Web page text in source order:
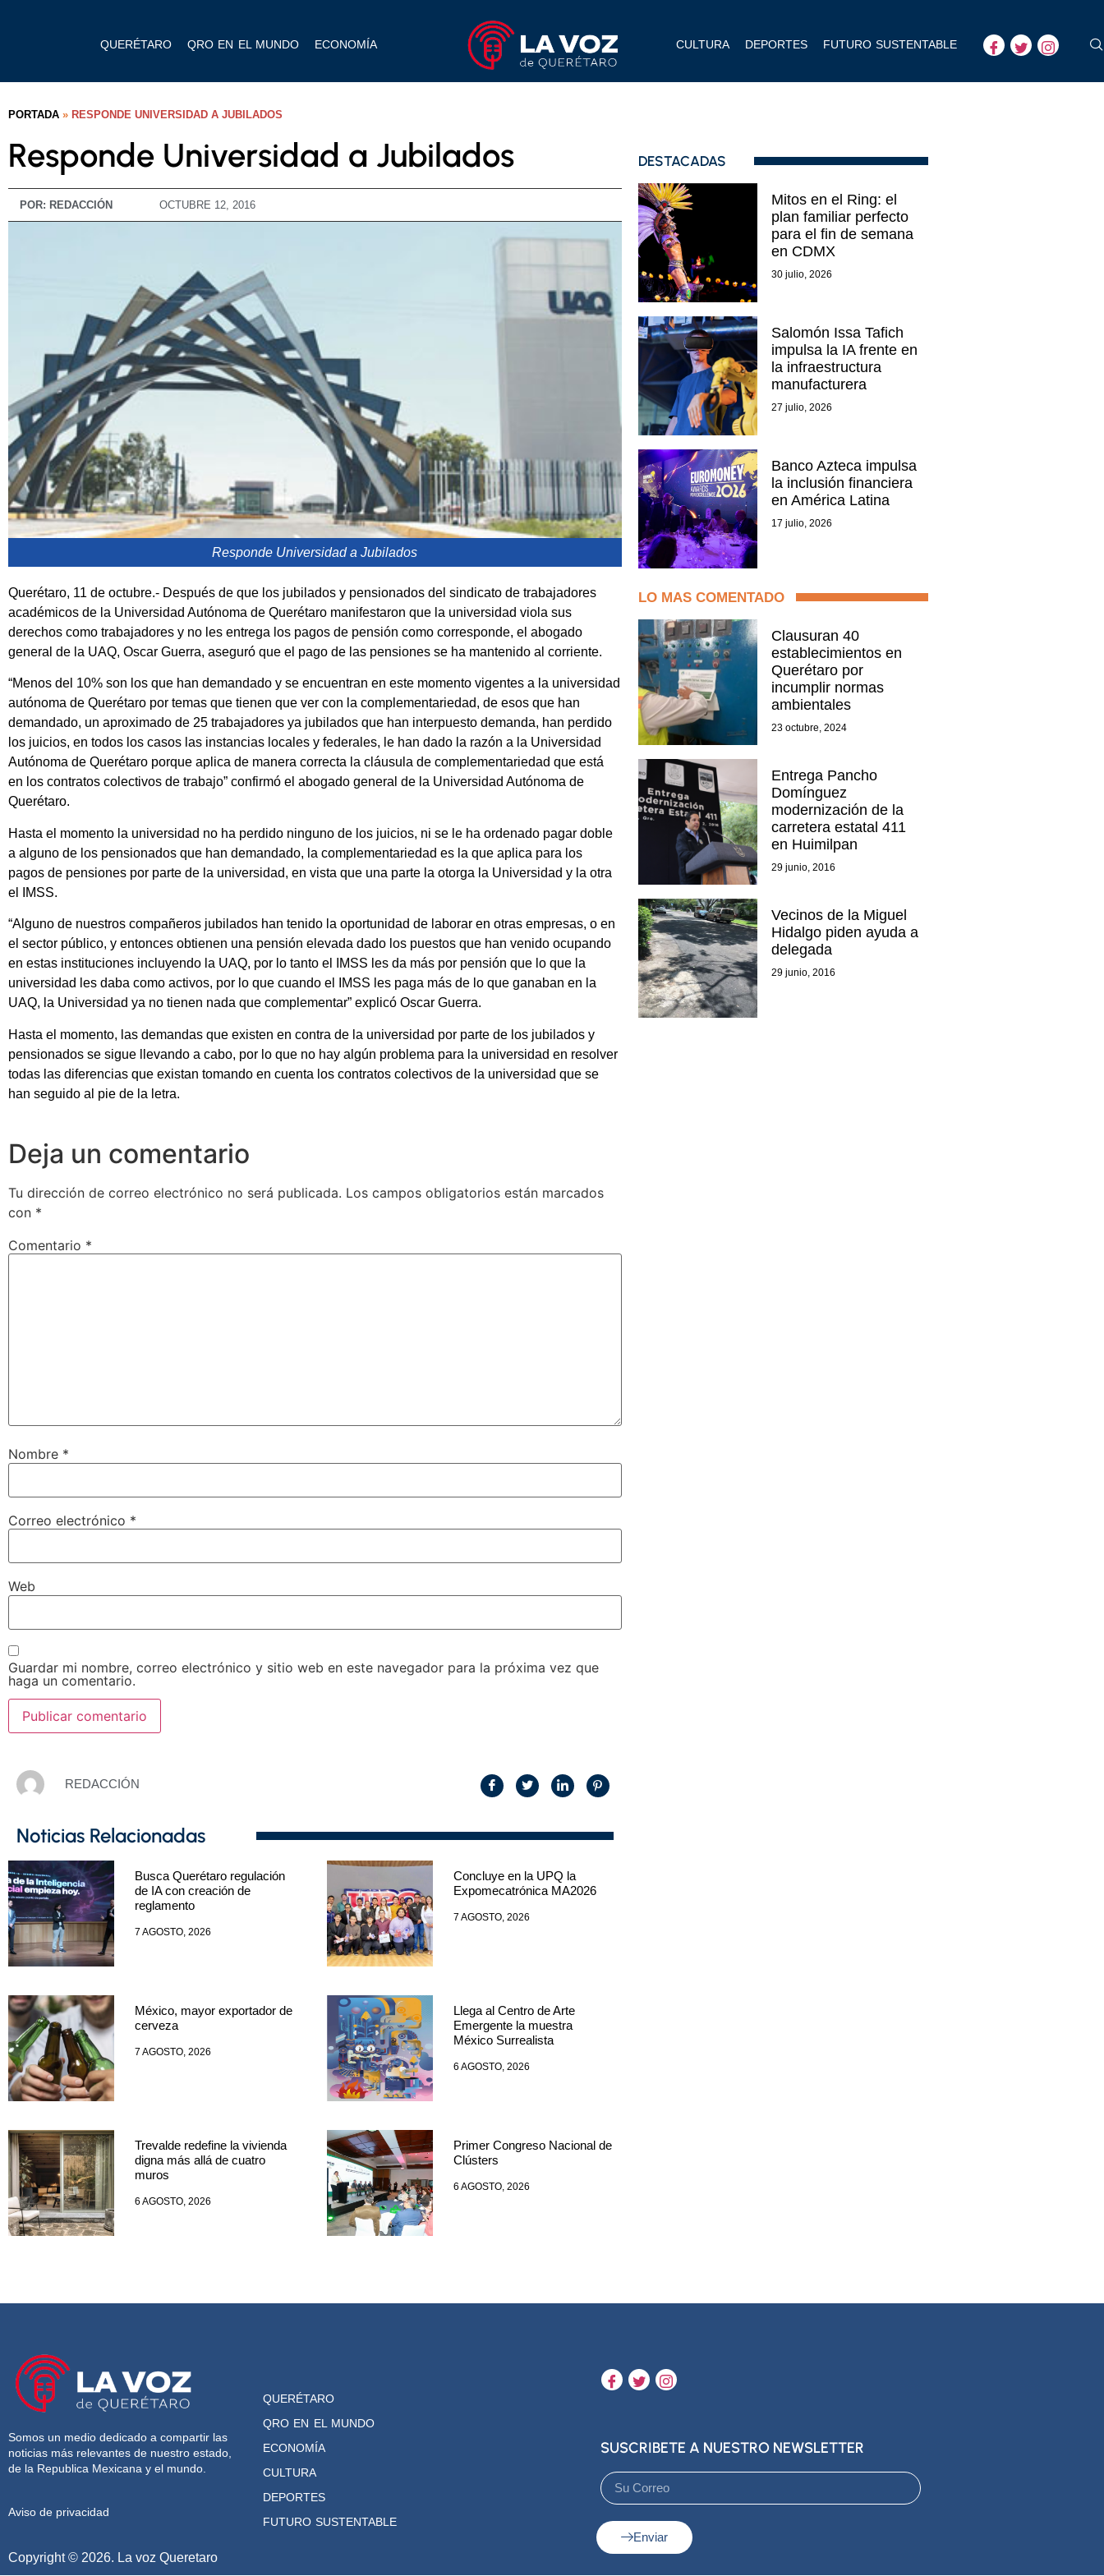
QUERÉTARO QRO EN EL MUNDO ECONOMÍA CULTURA DEPORTES FUTURO SUSTENTABLE
PORTADA » RESPONDE UNIVERSIDAD A JUBILADOS
Responde Universidad a Jubilados
POR: REDACCIÓN OCTUBRE 12, 2016
Responde Universidad a Jubilados
Querétaro, 11 de octubre.- Después de que los jubilados y pensionados del sindicato de trabajadores
académicos de la Universidad Autónoma de Querétaro manifestaron que la universidad viola sus
derechos como trabajadores y no les entrega los pagos de pensión como corresponde, el abogado
general de la UAQ, Oscar Guerra, aseguró que el pago de las pensiones se ha mantenido al corriente.
“Menos del 10% son los que han demandado y se encuentran en este momento vigentes a la universidad
autónoma de Querétaro por temas que tienen que ver con la complementariedad, de esos que han
demandado, un aproximado de 25 trabajadores ya jubilados que han interpuesto demanda, han perdido
los juicios, en todos los casos las instancias locales y federales, le han dado la razón a la Universidad
Autónoma de Querétaro porque aplica de manera correcta la cláusula de complementariedad que está
en los contratos colectivos de trabajo” confirmó el abogado general de la Universidad Autónoma de
Querétaro.
Hasta el momento la universidad no ha perdido ninguno de los juicios, ni se le ha ordenado pagar doble
a alguno de los pensionados que han demandado, la complementariedad es la que aplica para los
pagos de pensiones por parte de la universidad, en vista que una parte la otorga la Universidad y la otra
el IMSS.
“Alguno de nuestros compañeros jubilados han tenido la oportunidad de laborar en otras empresas, o en
el sector público, y entonces obtienen una pensión elevada dado los puestos que han venido ocupando
en estas instituciones incluyendo la UAQ, por lo tanto el IMSS les da más por pensión que lo que la
universidad les daba como activos, por lo que cuando el IMSS les paga más de lo que ganaban en la
UAQ, la Universidad ya no tienen nada que complementar” explicó Oscar Guerra.
Hasta el momento, las demandas que existen en contra de la universidad por parte de los jubilados y
pensionados se sigue llevando a cabo, por lo que no hay algún problema para la universidad en resolver
todas las diferencias que existan tomando en cuenta los contratos colectivos de la universidad que se
han seguido al pie de la letra.
Deja un comentario
Tu dirección de correo electrónico no será publicada. Los campos obligatorios están marcados
con *
Comentario *
Nombre *
Correo electrónico *
Web
Guardar mi nombre, correo electrónico y sitio web en este navegador para la próxima vez que
haga un comentario.
REDACCIÓN
Noticias Relacionadas
Busca Querétaro regulación
de IA con creación de
reglamento
7 AGOSTO, 2026
Concluye en la UPQ la
Expomecatrónica MA2026
7 AGOSTO, 2026
México, mayor exportador de
cerveza
7 AGOSTO, 2026
Llega al Centro de Arte
Emergente la muestra
México Surrealista
6 AGOSTO, 2026
Trevalde redefine la vivienda
digna más allá de cuatro
muros
6 AGOSTO, 2026
Primer Congreso Nacional de
Clústers
6 AGOSTO, 2026
DESTACADAS
Mitos en el Ring: el
plan familiar perfecto
para el fin de semana
en CDMX
30 julio, 2026
Salomón Issa Tafich
impulsa la IA frente en
la infraestructura
manufacturera
27 julio, 2026
Banco Azteca impulsa
la inclusión financiera
en América Latina
17 julio, 2026
LO MAS COMENTADO
Clausuran 40
establecimientos en
Querétaro por
incumplir normas
ambientales
23 octubre, 2024
Entrega Pancho
Domínguez
modernización de la
carretera estatal 411
en Huimilpan
29 junio, 2016
Vecinos de la Miguel
Hidalgo piden ayuda a
delegada
29 junio, 2016
Somos un medio dedicado a compartir las
noticias más relevantes de nuestro estado,
de la Republica Mexicana y el mundo.
Aviso de privacidad
Copyright © 2026. La voz Queretaro
QUERÉTARO
QRO EN EL MUNDO
ECONOMÍA
CULTURA
DEPORTES
FUTURO SUSTENTABLE
SUSCRIBETE A NUESTRO NEWSLETTER
Enviar